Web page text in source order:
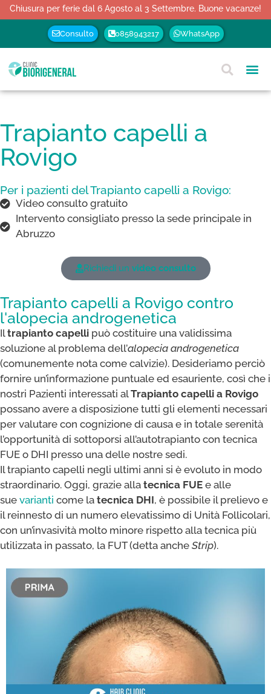
Chiusura per ferie dal 6 Agosto al 3 Settembre. Buone vacanze!
Consulto 0858943217 WhatsApp
Trapianto capelli a
Rovigo
Per i pazienti del Trapianto capelli a Rovigo:
Video consulto gratuito
Intervento consigliato presso la sede principale in
Abruzzo
Richiedi un video consulto
Trapianto capelli a Rovigo contro
l'alopecia androgenetica
Iltrapianto capelli può costituire una validissima
soluzione al problema dell’alopecia androgenetica
(comunemente nota come calvizie). Desideriamo perciò
fornire un’informazione puntuale ed esauriente, così che i
nostri Pazienti interessati alTrapianto capelli a Rovigo
possano avere a disposizione tutti gli elementi necessari
per valutare con cognizione di causa e in totale serenità
l’opportunità di sottoporsi all’autotrapianto con tecnica
FUE o DHI presso una delle nostre sedi.
Il trapianto capelli negli ultimi anni si è evoluto in modo
straordinario. Oggi, grazie alla tecnica FUE e alle
sue varianti come la tecnica DHI, è possibile il prelievo e
il reinnesto di un numero elevatissimo di Unità Follicolari,
con un’invasività molto minore rispetto alla tecnica più
utilizzata in passato, la FUT (detta anche Strip).